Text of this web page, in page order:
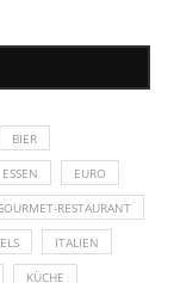
BIER
ESSEN EURO
RESTAURANT
ITALIEN
KÜCHE